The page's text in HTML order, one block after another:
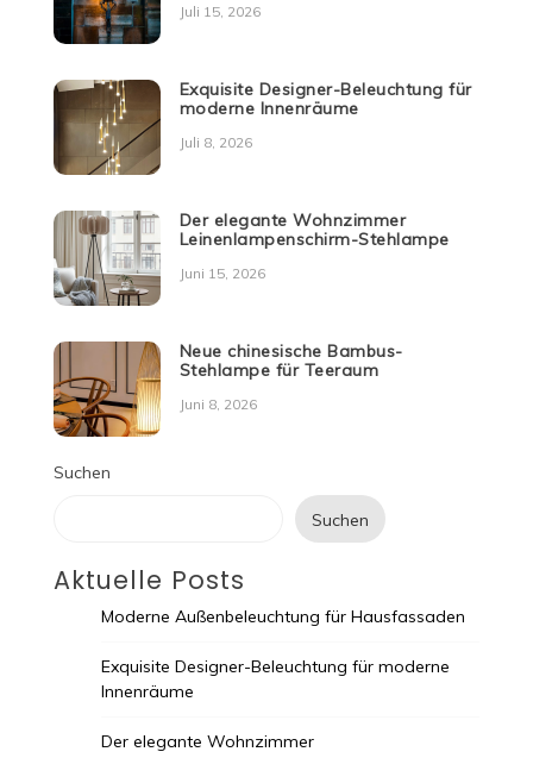
Juli 15, 2026
Exquisite Designer-Beleuchtung für
moderne Innenräume
Juli 8, 2026
Der elegante Wohnzimmer
Leinenlampenschirm-Stehlampe
Juni 15, 2026
Neue chinesische Bambus-
Stehlampe für Teeraum
Juni 8, 2026
Suchen
Suchen
Aktuelle Posts
Moderne Außenbeleuchtung für Hausfassaden
Exquisite Designer-Beleuchtung für moderne
Innenräume
Der elegante Wohnzimmer